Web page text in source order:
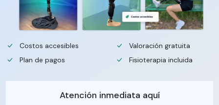
Costos accesibles
Plan de pagos
Valoración gratuita
Fisioterapia incluida
Atención inmediata aquí